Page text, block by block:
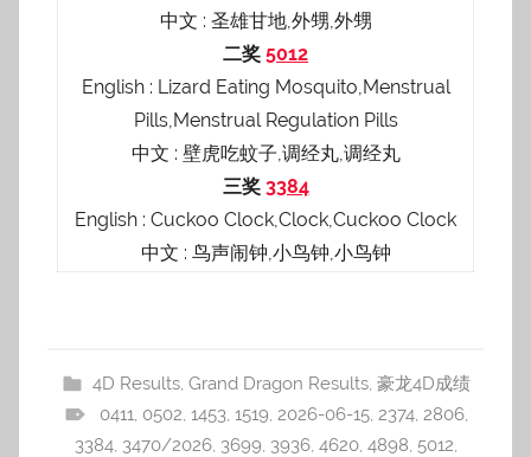
中文 : 圣雄甘地,外甥,外甥
二奖 5012
English : Lizard Eating Mosquito,Menstrual
Pills,Menstrual Regulation Pills
中文 : 壁虎吃蚊子,调经丸,调经丸
三奖 3384
English : Cuckoo Clock,Clock,Cuckoo Clock
中文 : 鸟声闹钟,小鸟钟,小鸟钟
4D Results,Grand Dragon Results,豪龙4D成绩
0411, 0502,1453,1519,2026-06-15,2374,2806,
3384, 3470/2026, 3699, 3936, 4620, 4898, 5012,